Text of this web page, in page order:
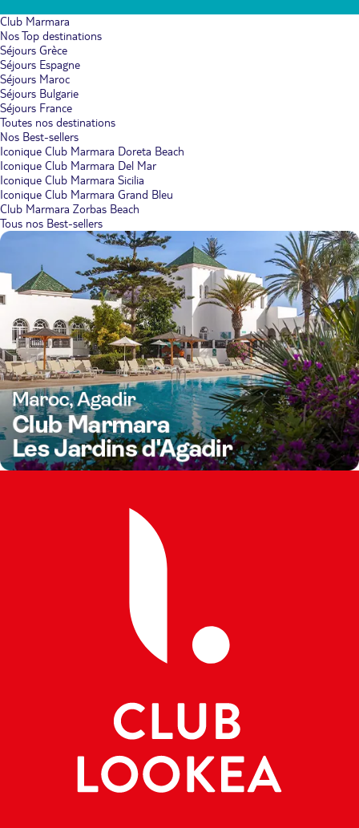
Club Marmara
Nos Top destinations
Séjours Grèce
Séjours Espagne
Séjours Maroc
Séjours Bulgarie
Séjours France
Toutes nos destinations
Nos Best-sellers
Iconique Club Marmara Doreta Beach
Iconique Club Marmara Del Mar
Iconique Club Marmara Sicilia
Iconique Club Marmara Grand Bleu
Club Marmara Zorbas Beach
Tous nos Best-sellers